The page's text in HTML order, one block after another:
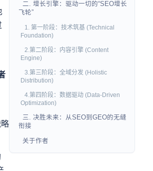
二. 增长引擎：驱动一切的“SEO增长
飞轮”
1. 第一阶段：技术筑基 (Technical
Foundation)
2.第二阶段：内容引擎 (Content
Engine)
3.第三阶段：全域分发 (Holistic
Distribution)
4.第四阶段：数据驱动 (Data-Driven
Optimization)
三. 决胜未来：从SEO到GEO的无缝
衔接
关于作者